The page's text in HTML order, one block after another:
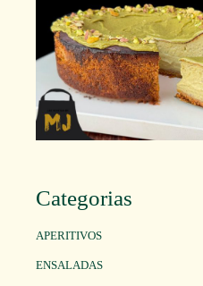
Categorias
APERITIVOS
ENSALADAS